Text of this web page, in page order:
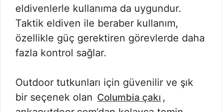
eldivenlerle kullanıma da uygundur.
Taktik eldiven ile beraber kullanım,
özellikle güç gerektiren görevlerde daha
fazla kontrol sağlar.
Outdoor tutkunları için güvenilir ve şık
bir seçenek olan Columbia çakı ,